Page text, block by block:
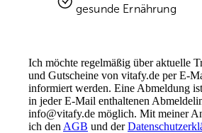
gesunde Ernährung
Ich möchte regelmäßig über aktuelle
und Gutscheine von vitafy.de per E-
informiert werden. Eine Abmeldung
in jeder E-Mail enthaltenen
info@vitafy.de möglich. Mit meiner
ich den AGB und der
Better health.
Better you.